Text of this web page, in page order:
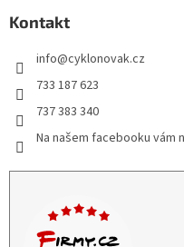
Kontakt
info@cyklonovak.cz
733 187 623
737 383 340
Na našem facebooku vám